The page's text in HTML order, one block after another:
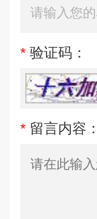
* 验证码：
* 留言内容：